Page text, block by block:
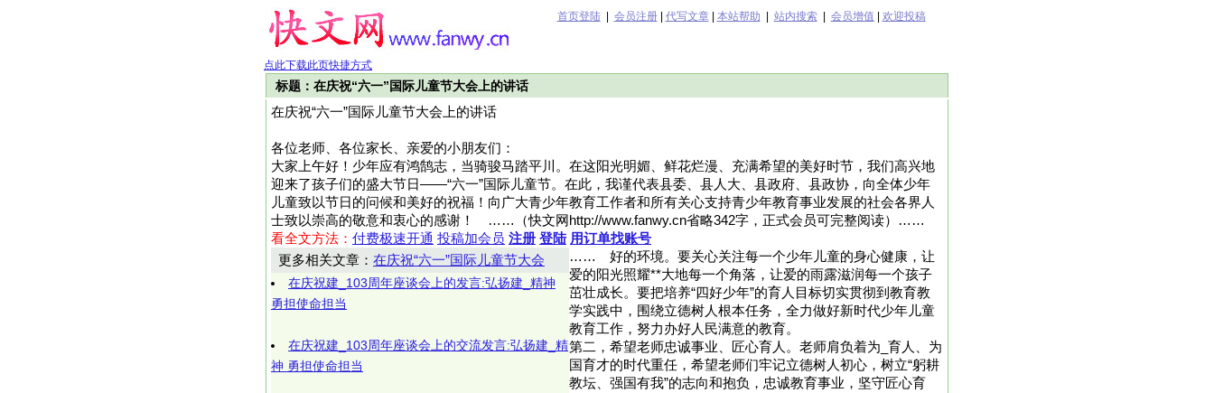
首页登陆| 会员注册| 代写文章| 本站帮助 站内搜索| 会员增值 欢迎投稿
点此下载此页快捷方式
标题：在庆祝“六一”国际儿童节大会上的讲话
在庆祝“六一”国际儿童节大会上的讲话
各位老师、各位家长、亲爱的小朋友们：
大家上午好！少年应有鸿鹄志，当骑骏马踏平川。在这阳光明媚、鲜花烂漫、充满希望的美好时节，我们高兴地
迎来了孩子们的盛大节日——“六一”国际儿童节。在此，我谨代表县委、县人大、县政府、县政协，向全体少年
儿童致以节日的问候和美好的祝福！向广大青少年教育工作者和所有关心支持青少年教育事业发展的社会各界人
士致以崇高的敬意和衷心的感谢！ ……（快文网http://www.fanwy.cn省略342字，正式会员可完整阅读）……
看全文方法： 付费极速开通 投稿加会员 注册 登陆 用订单找账号
……
更多相关文章： 在庆祝“六一”国际儿童节大会
在庆祝建_103周年座谈会上的发言:弘扬建_精神
勇担使命担当
在庆祝建_103周年座谈会上的交流发言:弘扬建_精
神 勇担使命担当
好的环境。要关心关注每一个少年儿童的身心健康，让
爱的阳光照耀**大地每一个角落，让爱的雨露滋润每一个孩子
茁壮成长。要把培养“四好少年”的育人目标切实贯彻到教育教
学实践中，围绕立德树人根本任务，全力做好新时代少年儿童
教育工作，努力办好人民满意的教育。
第二，希望老师忠诚事业、匠心育人。老师肩负着为_育人、为
国育才的时代重任，希望老师们牢记立德树人初心，树立“躬耕
教坛、强国有我”的志向和抱负，忠诚教育事业，坚守匠心育